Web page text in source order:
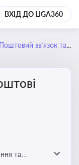
ВХІД ДО LIGA360
Поштовий зв’язок та поштові послуги
та